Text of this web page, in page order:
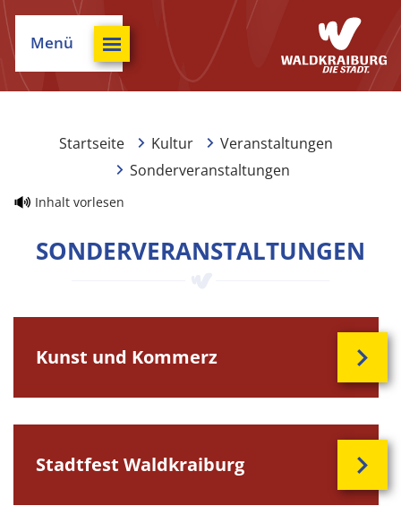
Menü
Startseite Kultur
Veranstaltungen
Sonderveranstaltungen
Inhalt vorlesen
SONDERVERANSTALTUNGEN
Kunst und Kommerz
Stadtfest Waldkraiburg